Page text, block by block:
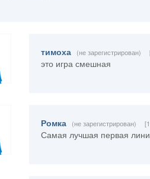
тимоха (не зарегистрирован)
это игра смешная
Ромка (не зарегистрирован)
Самая лучшая первая